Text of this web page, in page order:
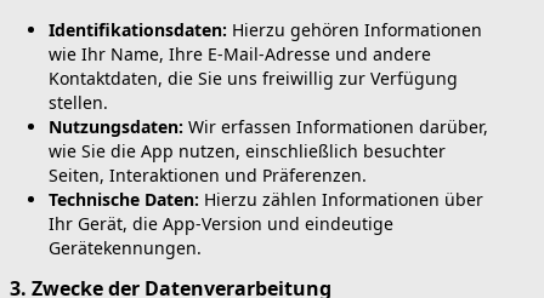
Identifikationsdaten: Hierzu gehören Informationen
wie Ihr Name, Ihre E-Mail-Adresse und andere
Kontaktdaten, die Sie uns freiwillig zur Verfügung
stellen.
Nutzungsdaten: Wir erfassen Informationen darüber,
wie Sie die App nutzen, einschließlich besuchter
Seiten, Interaktionen und Präferenzen.
Technische Daten: Hierzu zählen Informationen über
Ihr Gerät, die App-Version und eindeutige
Gerätekennungen.
3. Zwecke der Datenverarbeitung